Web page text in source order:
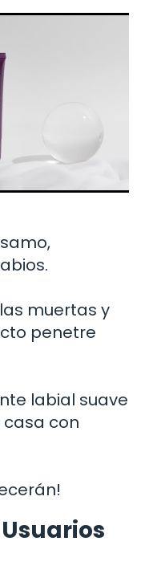
muertas y
penetre
labial suave
casa con